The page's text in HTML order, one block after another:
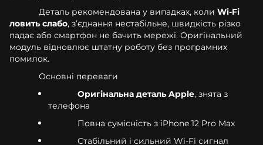
Деталь рекомендована у випадках, коли Wi-Fi
ловить слабо, з’єднання нестабільне, швидкість різко
падає або смартфон не бачить мережі. Оригінальний
модуль відновлює штатну роботу без програмних
помилок.
Основні переваги
Оригінальна деталь Apple, знята з
телефона
Повна сумісність з iPhone 12 Pro Max
Стабільний і сильний Wi-Fi сигнал